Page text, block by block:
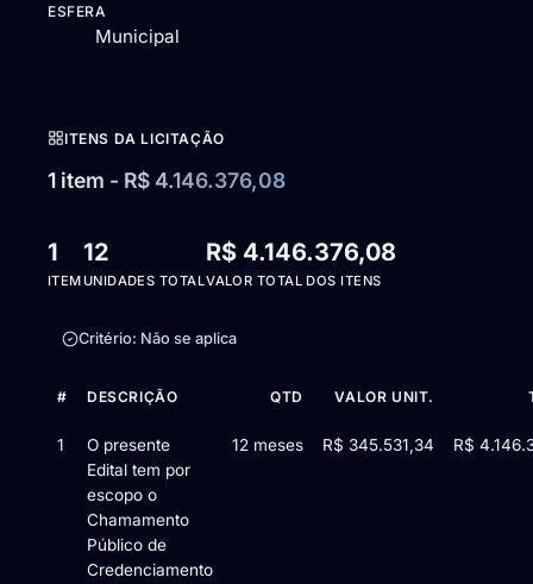
ESFERA
Municipal
ITENS DA LICITAÇÃO
1 item - R$ 4.146.376,08
1
ITEM
12
UNIDADES TOTAL
R$ 4.146.376,08
VALOR TOTAL DOS ITENS
Critério: Não se aplica
Itens da licitação Edital de Chamamento Público nº 008/2025
# DESCRIÇÃO QTD VALOR UNIT.
1
O presente
Edital tem por
escopo o
Chamamento
Público de
Credenciamento
12 meses R$ 345.531,34 R$